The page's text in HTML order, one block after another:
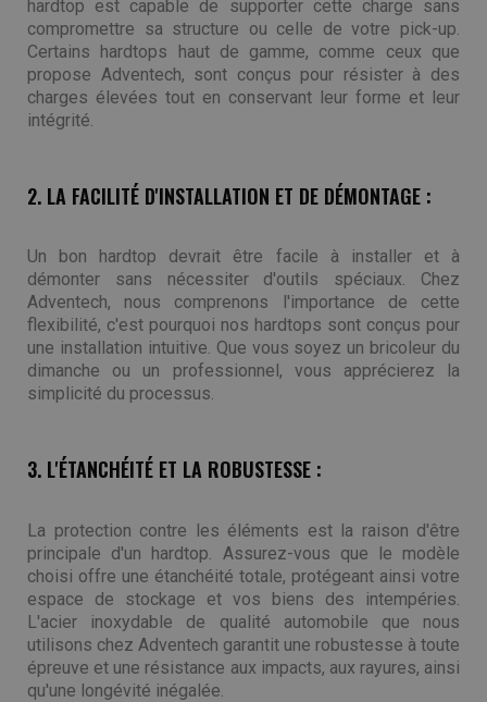
hardtop est capable de supporter cette charge sans
compromettre sa structure ou celle de votre pick-up.
Certains hardtops haut de gamme, comme ceux que
propose Adventech, sont conçus pour résister à des
charges élevées tout en conservant leur forme et leur
intégrité.
2. LA FACILITÉ D'INSTALLATION ET DE DÉMONTAGE :
Un bon hardtop devrait être facile à installer et à
démonter sans nécessiter d'outils spéciaux. Chez
Adventech, nous comprenons l'importance de cette
flexibilité, c'est pourquoi nos hardtops sont conçus pour
une installation intuitive. Que vous soyez un bricoleur du
dimanche ou un professionnel, vous apprécierez la
simplicité du processus.
3. L'ÉTANCHÉITÉ ET LA ROBUSTESSE :
La protection contre les éléments est la raison d'être
principale d'un hardtop. Assurez-vous que le modèle
choisi offre une étanchéité totale, protégeant ainsi votre
espace de stockage et vos biens des intempéries.
L'acier inoxydable de qualité automobile que nous
utilisons chez Adventech garantit une robustesse à toute
épreuve et une résistance aux impacts, aux rayures, ainsi
qu'une longévité inégalée.